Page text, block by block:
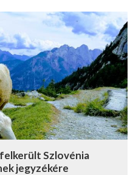
Szlovénia
jegyzékére